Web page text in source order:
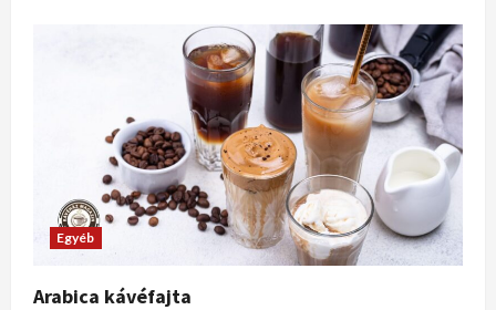
Egyéb
Arabica kávéfajta